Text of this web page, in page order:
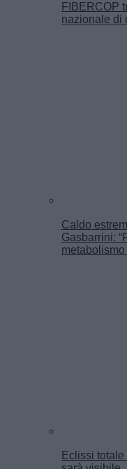
FIBERCOP
nazionale di
Caldo
Gasbarrini:
metabolismo
Eclissi